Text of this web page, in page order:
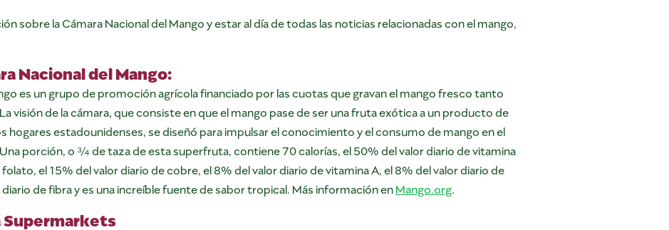
sobre la Cámara Nacional del Mango y estar al día de todas las noticias relacionadas con el mango,
Nacional del Mango:
es un grupo de promoción agrícola financiado por las cuotas que gravan el mango fresco tanto
visión de la cámara, que consiste en que el mango pase de ser una fruta exótica a un producto de
hogares estadounidenses, se diseñó para impulsar el conocimiento y el consumo de mango en el
porción, o ¾ de taza de esta superfruta, contiene 70 calorías, el 50% del valor diario de vitamina
el 15% del valor diario de cobre, el 8% del valor diario de vitamina A, el 8% del valor diario de
de fibra y es una increíble fuente de sabor tropical. Más información enMango.org
Supermarkets